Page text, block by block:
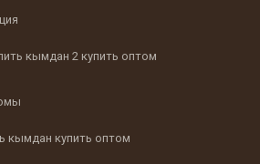
кымдан 2 купить оптом
кымдан купить оптом